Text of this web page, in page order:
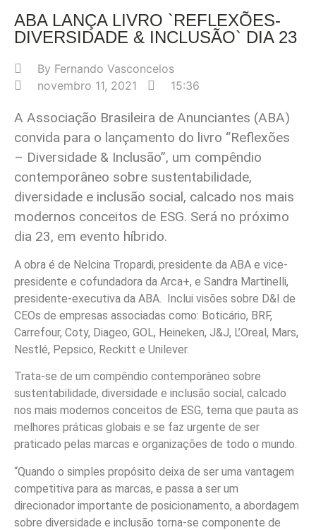
ABA LANÇA LIVRO `REFLEXÕES-
DIVERSIDADE & INCLUSÃO` DIA 23
By Fernando Vasconcelos
novembro 11, 2021
15:36
A Associação Brasileira de Anunciantes (ABA)
convida para o lançamento do livro “Reflexões
– Diversidade & Inclusão”, um compêndio
contemporâneo sobre sustentabilidade,
diversidade e inclusão social, calcado nos mais
modernos conceitos de ESG. Será no próximo
dia 23, em evento híbrido.
A obra é de Nelcina Tropardi, presidente da ABA e vice-
presidente e cofundadora da Arca+, e Sandra Martinelli,
presidente-executiva da ABA. Inclui visões sobre D&I de
CEOs de empresas associadas como: Boticário, BRF,
Carrefour, Coty, Diageo, GOL, Heineken, J&J, L’Oreal, Mars,
Nestlé, Pepsico, Reckitt e Unilever.
Trata-se de um compêndio contemporâneo sobre
sustentabilidade, diversidade e inclusão social, calcado
nos mais modernos conceitos de ESG, tema que pauta as
melhores práticas globais e se faz urgente de ser
praticado pelas marcas e organizações de todo o mundo.
“Quando o simples propósito deixa de ser uma vantagem
competitiva para as marcas, e passa a ser um
direcionador importante de posicionamento, a abordagem
sobre diversidade e inclusão torna-se componente de